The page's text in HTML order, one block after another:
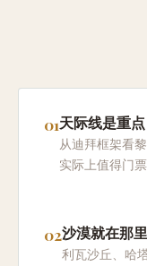
天际线是重点
从迪拜框架看
实际上值得门票
沙漠就在那里
利瓦沙丘、哈